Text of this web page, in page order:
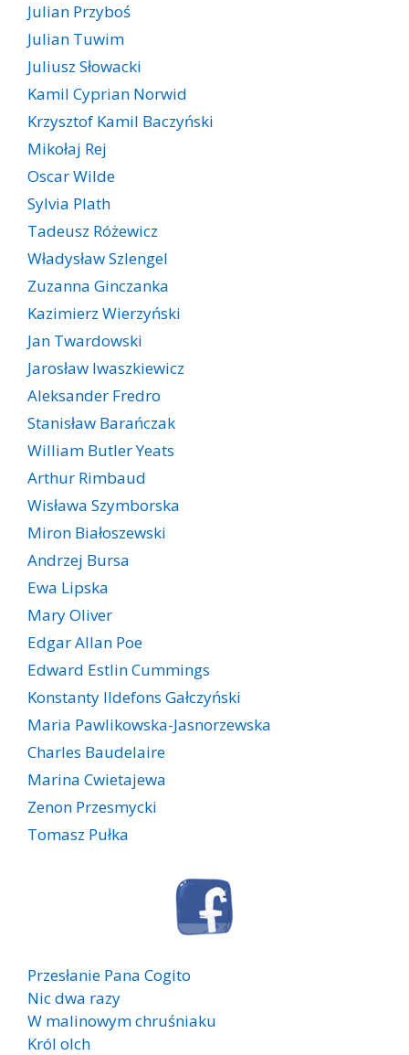
Julian Przyboś
Julian Tuwim
Juliusz Słowacki
Kamil Cyprian Norwid
Krzysztof Kamil Baczyński
Mikołaj Rej
Oscar Wilde
Sylvia Plath
Tadeusz Różewicz
Władysław Szlengel
Zuzanna Ginczanka
Kazimierz Wierzyński
Jan Twardowski
Jarosław Iwaszkiewicz
Aleksander Fredro
Stanisław Barańczak
William Butler Yeats
Arthur Rimbaud
Wisława Szymborska
Miron Białoszewski
Andrzej Bursa
Ewa Lipska
Mary Oliver
Edgar Allan Poe
Edward Estlin Cummings
Konstanty Ildefons Gałczyński
Maria Pawlikowska-Jasnorzewska
Charles Baudelaire
Marina Cwietajewa
Zenon Przesmycki
Tomasz Pułka
Przesłanie Pana Cogito
Nic dwa razy
W malinowym chruśniaku
Król olch